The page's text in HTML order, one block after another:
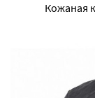
Кожаная